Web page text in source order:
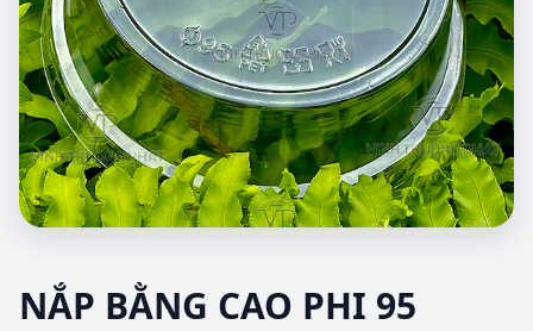
NẮP BẰNG CAO PHI 95